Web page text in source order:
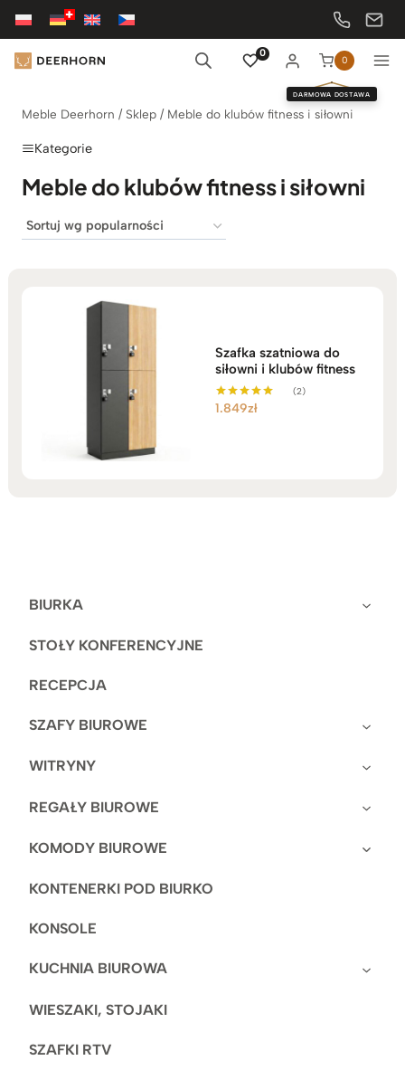
Przejdź
treści
0
0
DARMOWA DOSTAWA
BIURKA
STOŁY KONFERENCYJNE
RECEPCJA
SZAFY BIUROWE
WITRYNY
REGAŁY BIUROWE
KOMODY BIUROWE
KONTENERKI POD BIURKO
KONSOLE
KUCHNIA BIUROWA
WIESZAKI, STOJAKI
SZAFKI RTV
Meble Deerhorn / Sklep / Meble do klubów fitness i siłowni
Kategorie
Meble do klubów fitness i siłowni
Szafka szatniowa do
siłowni i klubów fitness
Oceniono
(2)
1.849zł